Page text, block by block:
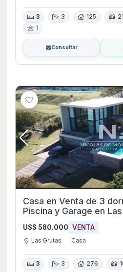
3 3 125
1
Consultar
Casa en Venta de 3
Piscina y Garage en Las
Maldonado
U$S 580.000 VENTA
Las Grutas Casa
3 3 276